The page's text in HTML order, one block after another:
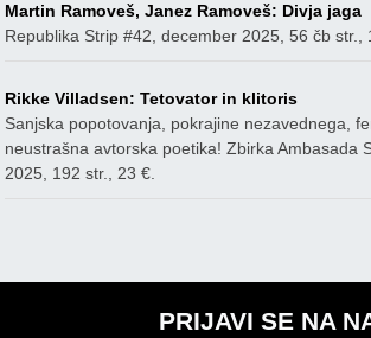
Martin Ramoveš, Janez Ramoveš: Divja jaga
Republika Strip #42, december 2025, 56 čb str.,
Rikke Villadsen: Tetovator in klitoris
Sanjska popotovanja, pokrajine nezavednega,
neustrašna avtorska poetika! Zbirka Ambasada
2025, 192 str., 23 €.
PRIJAVI SE NA